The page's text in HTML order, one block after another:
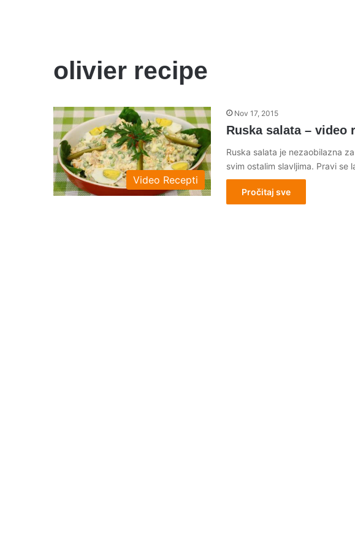
olivier recipe
Video Recepti
Nov 17, 2015
Ruska salata – video
Ruska salata je nezaobilazna
svim ostalim slavljima. Pravi se
Pročitaj sve